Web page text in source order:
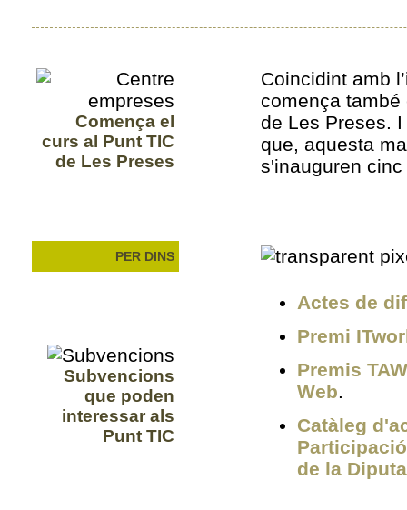
Comença el
curs al Punt TIC
de Les Preses
Coincidint amb
comença també
de Les Preses.
que, aquesta
s'inauguren
PER DINS
Subvencions
que poden
interessar als
Punt TIC
Actes de
Premi
Premis
Web.
Catàleg
de la